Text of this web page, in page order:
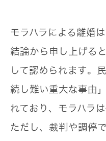
モラハラによる離婚
結論から申し上げると
して認められます。
続し難い重大な事由
れており、モラハラ
ただし、裁判や調停